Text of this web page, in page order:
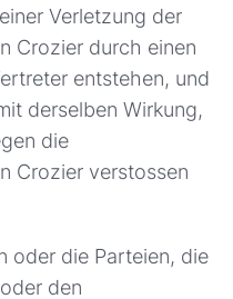
Verletzung der
Crozier durch einen
entstehen, und
derselben Wirkung,
die
Crozier verstossen
oder die Parteien, die
den